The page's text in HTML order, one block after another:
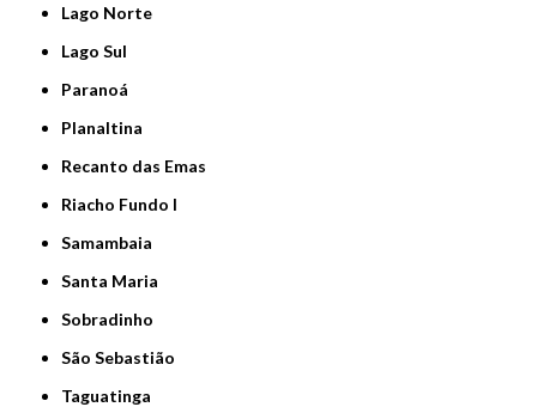
Lago Norte
Lago Sul
Paranoá
Planaltina
Recanto das Emas
Riacho Fundo I
Samambaia
Santa Maria
Sobradinho
São Sebastião
Taguatinga